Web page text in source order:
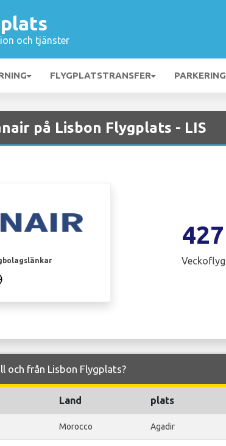
och tjänster
FLYGPLATSTRANSFER PARKERING
på Lisbon Flygplats - LIS
427
Veckoflyg
och från Lisbon Flygplats?
Land plats
Morocco Agadir